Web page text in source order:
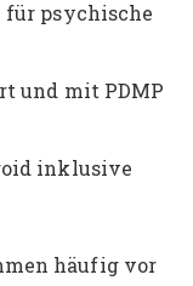
für psychische
und mit PDMP
inklusive
häufig vor